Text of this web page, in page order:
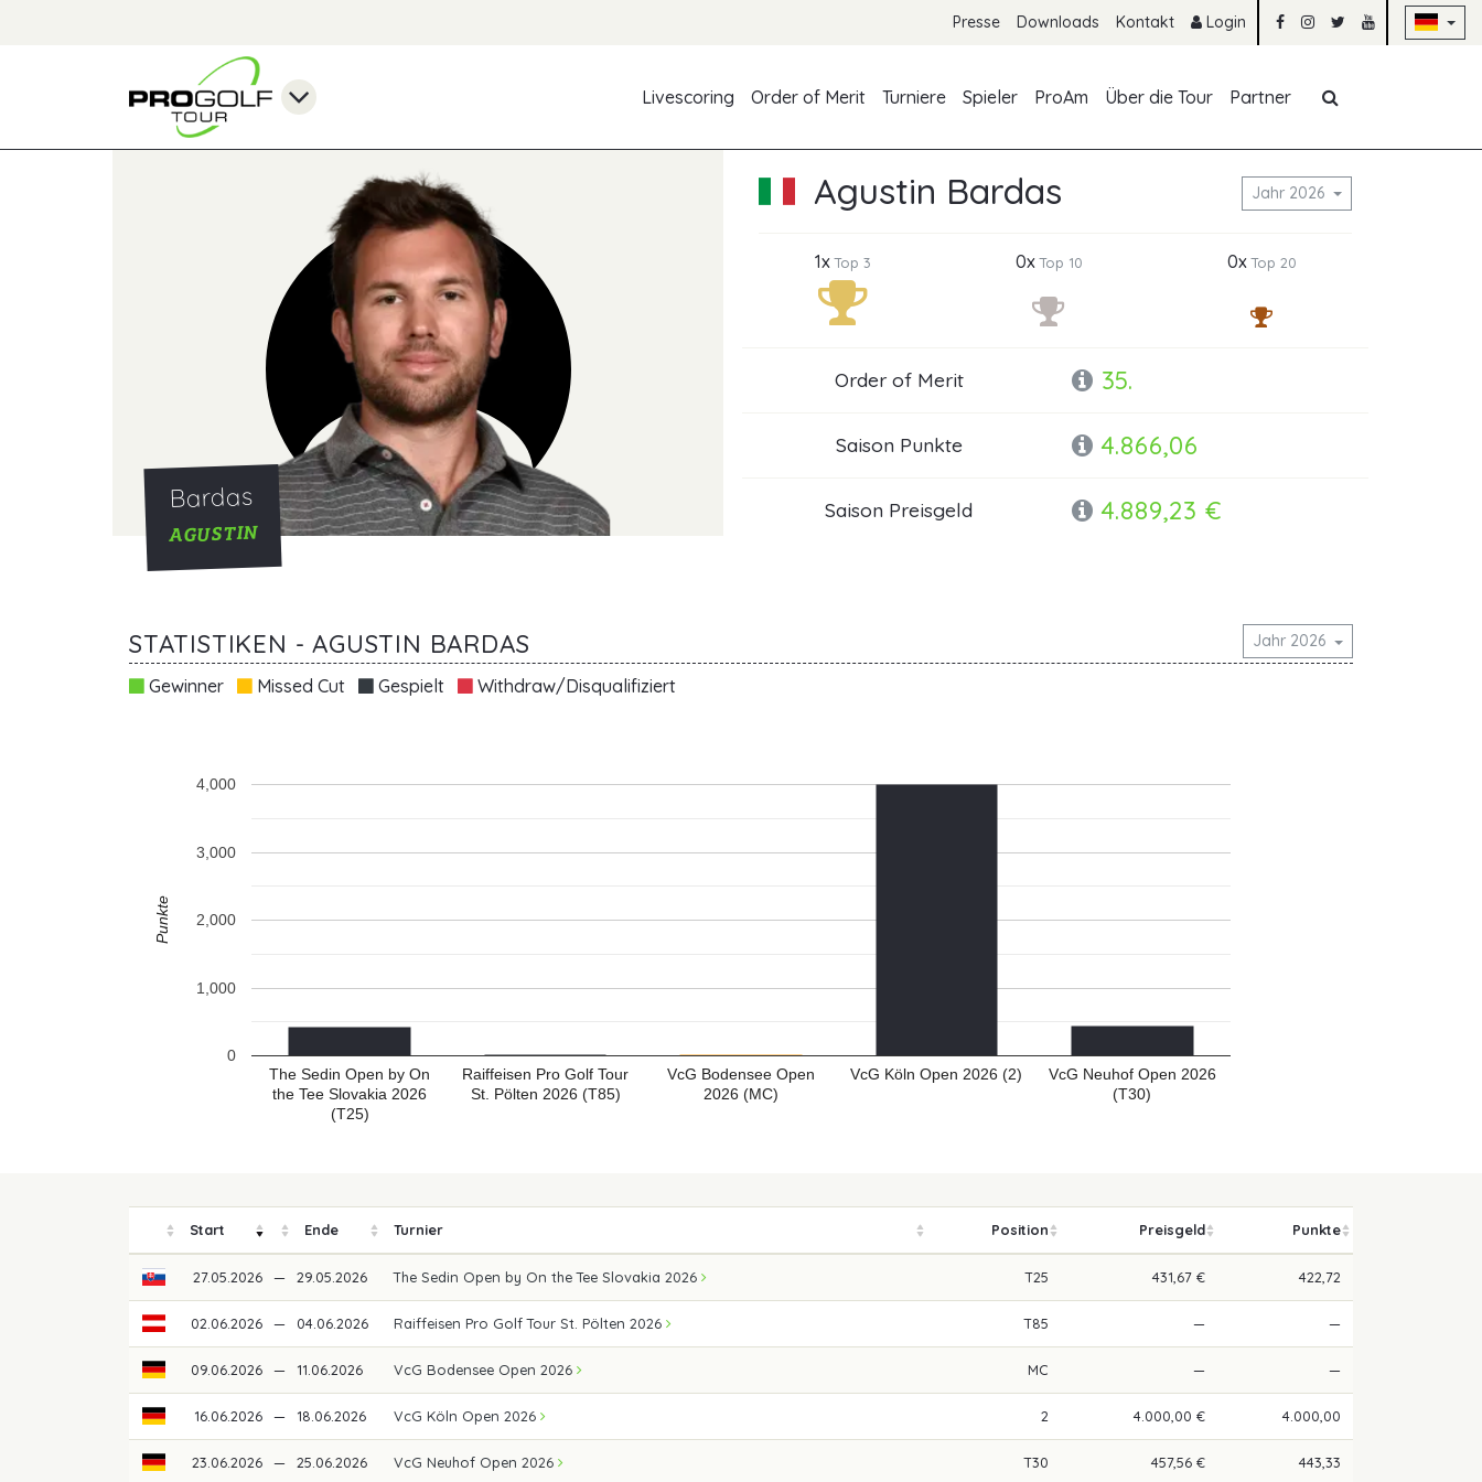
Presse Downloads Kontakt Login
Livescoring
Order of Merit Turniere Spieler ProAm Über die Tour Partner
Bardas
AGUSTIN
Agustin Bardas Jahr 2026
1xTop 3 0xTop 10 0xTop 20
Order of Merit 35.
Saison Punkte 4.866,06
Saison Preisgeld 4.889,23 €
STATISTIKEN - AGUSTIN BARDAS Jahr 2026
Gewinner Missed Cut Gespielt Withdraw/Disqualifiziert
The Sedin Open by On
the Tee Slovakia 2026
(T25)
Raiffeisen Pro Golf Tour
St. Pölten 2026 (T85)
VcG Bodensee Open
2026 (MC)
VcG Köln Open 2026 (2)
VcG Neuhof Open 2026
(T30)
0
1,000
2,000
3,000
4,000
Punkte
Start Ende Turnier Position Preisgeld Punkte
27.05.2026 — 29.05.2026 The Sedin Open by On the Tee Slovakia 2026 T25 431,67 € 422,72
02.06.2026 — 04.06.2026 Raiffeisen Pro Golf Tour St. Pölten 2026 T85 — —
09.06.2026 — 11.06.2026 VcG Bodensee Open 2026 MC — —
16.06.2026 — 18.06.2026 VcG Köln Open 2026 2 4.000,00 € 4.000,00
23.06.2026 — 25.06.2026 VcG Neuhof Open 2026 T30 457,56 € 443,33